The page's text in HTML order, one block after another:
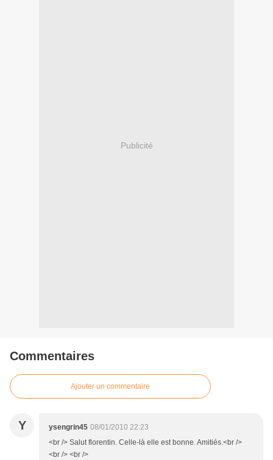
Publicité
Commentaires
Ajouter un commentaire
Y ysengrin45 08/01/2010 22:23
<br /> Salut florentin. Celle-là elle est bonne. Amitiés.<br />
<br /> <br />